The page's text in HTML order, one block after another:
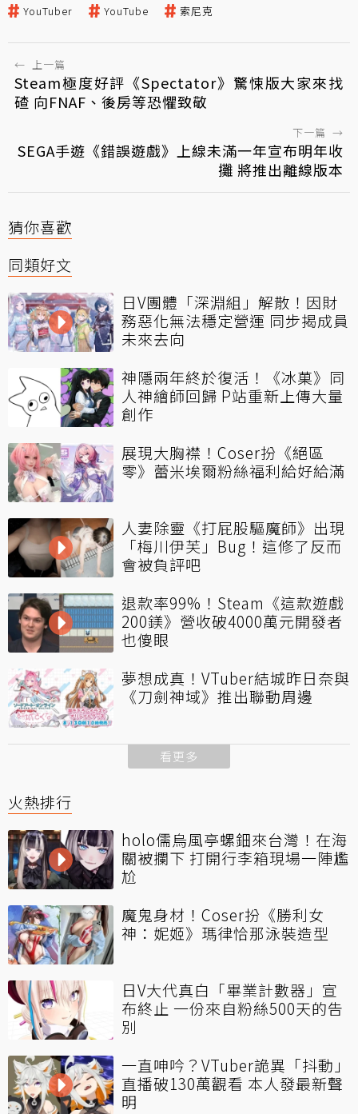
YouTuber YouTube 索尼克
← 上一篇
Steam極度好評《Spectator》驚悚版大家來找
碴 向FNAF、後房等恐懼致敬
下一篇 →
SEGA手遊《錯誤遊戲》上線未滿一年宣布明年收
攤 將推出離線版本
猜你喜歡
同類好文
日V團體「深淵組」解散！因財
務惡化無法穩定營運 同步揭成員
未來去向
神隱兩年終於復活！《冰菓》同
人神繪師回歸 P站重新上傳大量
創作
展現大胸襟！Coser扮《絕區
零》蕾米埃爾粉絲福利給好給滿
人妻除靈《打屁股驅魔師》出現
「梅川伊芙」Bug！這修了反而
會被負評吧
退款率99%！Steam《這款遊戲
200鎂》營收破4000萬元開發者
也傻眼
夢想成真！VTuber結城昨日奈與
《刀劍神域》推出聯動周邊
看更多
火熱排行
holo儒烏風亭螺鈿來台灣！在海
關被攔下 打開行李箱現場一陣尷
尬
魔鬼身材！Coser扮《勝利女
神：妮姬》瑪律恰那泳裝造型
日V大代真白「畢業計數器」宣
布終止 一份來自粉絲500天的告
別
一直呻吟？VTuber詭異「抖動」
直播破130萬觀看 本人發最新聲
明